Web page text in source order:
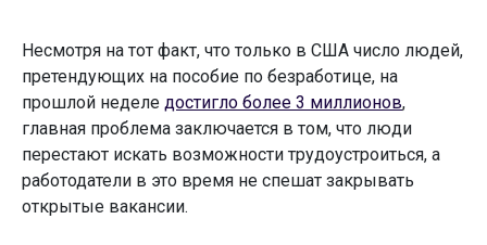
Несмотря на тот факт, что только в США число людей,
претендующих на пособие по безработице, на
прошлой неделе достигло более 3 миллионов,
главная проблема заключается в том, что люди
перестают искать возможности трудоустроиться, а
работодатели в это время не спешат закрывать
открытые вакансии.